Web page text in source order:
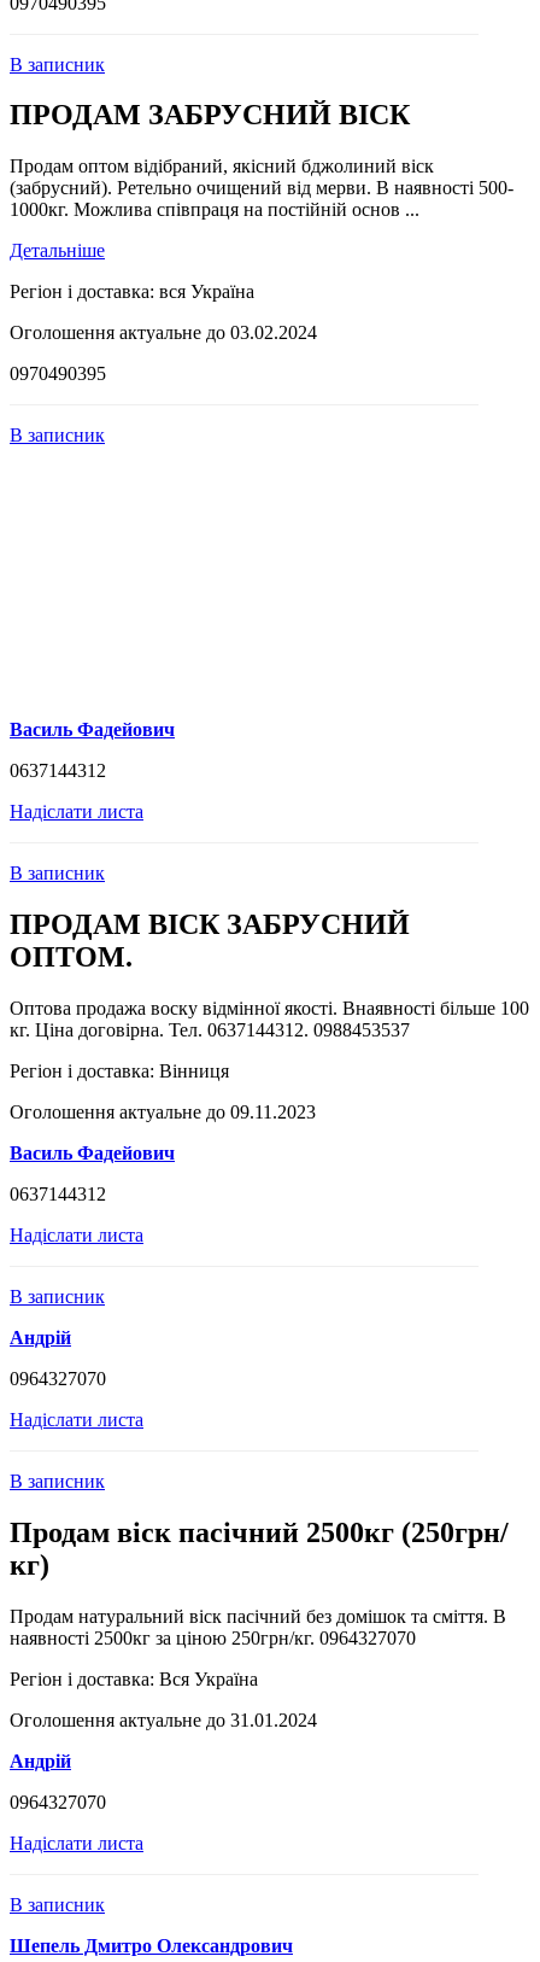
В записник
ПРОДАМ ЗАБРУСНИЙ ВІСК
Продам оптом відібраний, якісний бджолиний віск
(забрусний). Ретельно очищений від мерви. В наявності 500-
1000кг. Можлива співпраця на постійній основ ...
Детальніше
Регіон і доставка: вся Україна
Оголошення актуальне до 03.02.2024
0970490395
В записник
Василь Фадейович
0637144312
Надіслати листа
В записник
ПРОДАМ ВІСК ЗАБРУСНИЙ
ОПТОМ.
Оптова продажа воску відмінної якості. Внаявності більше 100
кг. Ціна договірна. Тел. 0637144312. 0988453537
Регіон і доставка: Вінниця
Оголошення актуальне до 09.11.2023
Василь Фадейович
0637144312
Надіслати листа
В записник
Андрій
0964327070
Надіслати листа
В записник
Продам віск пасічний 2500кг (250грн/
кг)
Продам натуральний віск пасічний без домішок та сміття. В
наявності 2500кг за ціною 250грн/кг. 0964327070
Регіон і доставка: Вся Україна
Оголошення актуальне до 31.01.2024
Андрій
0964327070
Надіслати листа
В записник
Шепель Дмитро Олександрович